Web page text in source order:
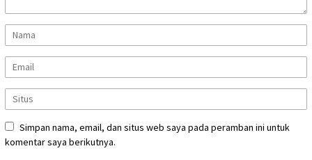
Simpan nama, email, dan situs web saya pada peramban ini untuk
komentar saya berikutnya.